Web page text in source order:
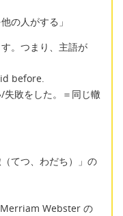
の人がする」
。つまり、主語が
before.
敗をした。＝同じ轍
てつ、わだち）」の
Merriam Webster の